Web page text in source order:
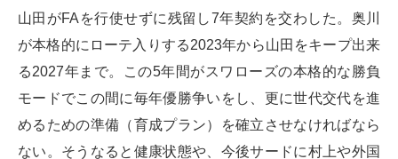
山田がFAを行使せずに残留し7年契約を交わした。奥川
が本格的にローテ入りする2023年から山田をキープ出来
る2027年まで。この5年間がスワローズの本格的な勝負
モードでこの間に毎年優勝争いをし、更に世代交代を進
めるための準備（育成プラン）を確立させなければなら
ない。そうなると健康状態や、今後サードに村上や外国